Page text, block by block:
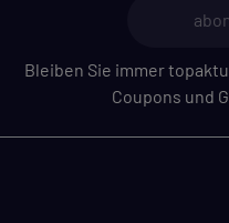
Bleiben Sie immer
Coupons und